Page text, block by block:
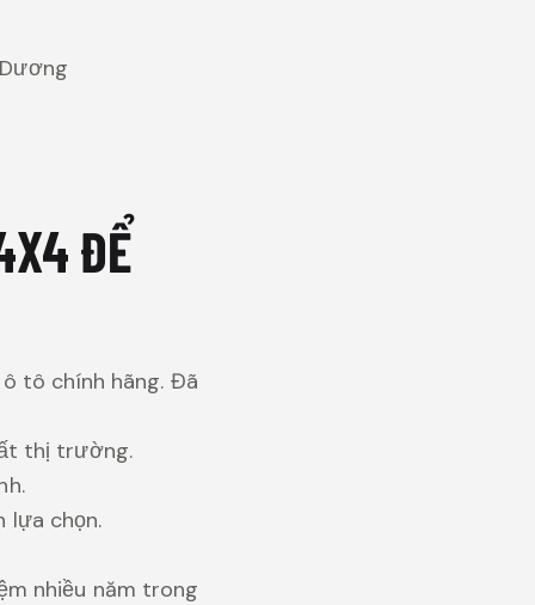
ĐỂ
tô chính hãng. Đã
thị trường.
lựa chọn.
nhiều năm trong